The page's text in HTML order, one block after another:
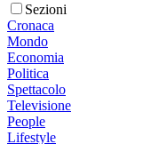
Sezioni
Cronaca
Mondo
Economia
Politica
Spettacolo
Televisione
People
Lifestyle